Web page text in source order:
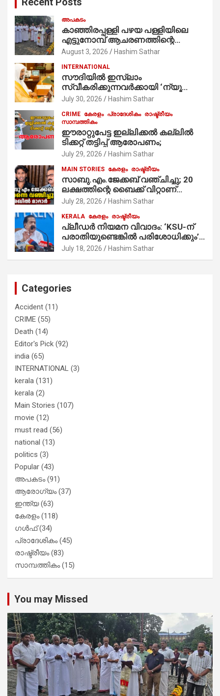
അപകടം
കാഞ്ഞിരപ്പള്ളി പഴയ പള്ളിയിലെ
എട്ടുനോമ്പ് ആചരണത്തിന്റെ
ഭാഗമായുള്ള പന്തലിന്റെ കാൽനാട്ട്
കുര്യൻ താമരശ്ശേരി
നിർവഹിക്കുന്നു.
August 3, 2026 Hashim Sathar
INTERNATIONAL
സൗദിയില്‍ ഇസ്‌ലാം
സ്വീകരിക്കുന്നവര്‍ക്കായി ‘ന്യൂ
മുസ്ലിം’ ഡിജിറ്റല്‍ കാര്‍ഡ് സേവനം
July 30, 2026 Hashim Sathar
CRIME കേരളം പ്രാദേശികം രാഷ്ട്രീയം
സാമ്പത്തികം
ഈരാറ്റുപേട്ട ഇല്ലിക്കൽ കല്ലിൽ
ടിക്കറ്റ് തട്ടിപ്പ് ആരോപണം;
July 29, 2026 Hashim Sathar
MAIN STORIES കേരളം രാഷ്ട്രീയം
സാബു.എം.ജേക്കബ് വഞ്ചിച്ചു; 20
ലക്ഷത്തിന്റെ ബൈക്ക് വിറ്റാണ്
തൃക്കാക്കരയില്‍ മത്സരിച്ചത്!
മാത്രമാണ് ഉണ്ടായിരുന്നത്;
സാബുവിന്റേത് വ്യക്തിപരമായ
നേട്ടത്തിനുള്ള പാര്‍ട്ടി; ഇപ്പോള്‍
ഫോണ്‍ വിളിച്ചാല്‍ എടുക്കില്ല;
തിരഞ്ഞെടുപ്പിലെ ദുരനുഭവങ്ങള്‍
July 28, 2026 Hashim Sathar
KERALA കേരളം രാഷ്ട്രീയം
പ്ലീഡർ നിയമന വിവാദം: ‘KSU-ന്
പരാതിയുണ്ടെങ്കിൽ പരിശോധിക്കും’;
രമേശ് ചെന്നിത്തല
July 18, 2026 Hashim Sathar
Categories
Accident (11)
CRIME (55)
Death (14)
Editor's Pick (92)
india (65)
INTERNATIONAL (3)
kerala (131)
kerala (2)
Main Stories (107)
movie (12)
must read (56)
national (13)
politics (3)
Popular (43)
അപകടം(91)
ആരോഗ്യം(37)
ഇന്ത്യ(63)
കേരളം(118)
ഗൾഫ്(34)
പ്രാദേശികം(45)
രാഷ്ട്രീയം(83)
സാമ്പത്തികം(15)
You may Missed